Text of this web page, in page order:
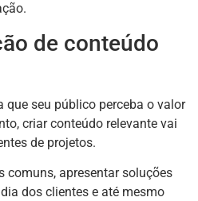
de conteúdo
que seu público perceba o valor
criar conteúdo relevante vai
de projetos.
comuns, apresentar soluções
dos clientes e até mesmo